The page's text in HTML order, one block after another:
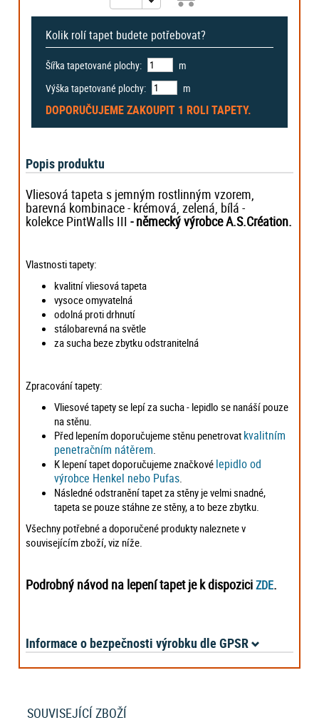
Kolik rolí tapet budete potřebovat?
Šířka tapetované plochy:
m
Výška tapetované plochy:
m
DOPORUČUJEME ZAKOUPIT 1 ROLITAPETY.
Popis produktu
Vliesová tapeta s jemným rostlinným vzorem,
barevná kombinace - krémová, zelená, bílá -
kolekce PintWalls III -německý výrobceA.S.Création.
Vlastnosti tapety:
kvalitní vliesová tapeta
vysoce omyvatelná
odolná proti drhnutí
stálobarevná na světle
za sucha beze zbytku odstranitelná
Zpracování tapety:
Vliesové tapety se lepí za sucha - lepidlo se nanáší pouze
na stěnu.
Před lepením doporučujeme stěnu penetrovat kvalitním
penetračním nátěrem
K lepení tapet doporučujeme značkové lepidlo od
výrobce Henkel nebo Pufas
Následné odstranění tapet za stěny je velmi snadné,
tapeta se pouze stáhne ze stěny, a to beze zbytku.
Všechny potřebné a doporučené produkty naleznete v
souvisejícím zboží, viz níže.
Podrobný návod na lepení tapet je k dispoziciZDE.
Informace o bezpečnosti výrobku dle GPSR
SOUVISEJÍCÍ ZBOŽÍ